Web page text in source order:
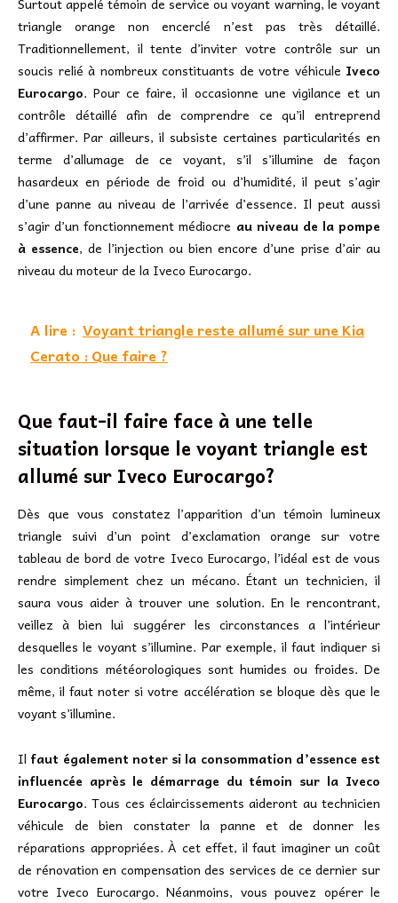
triangle orange non encerclé n’est pas très détaillé.
Traditionnellement, il tente d’inviter votre contrôle sur un
soucis relié à nombreux constituants de votre véhicule Iveco
Eurocargo. Pour ce faire, il occasionne une vigilance et un
contrôle détaillé afin de comprendre ce qu’il entreprend
d’affirmer. Par ailleurs, il subsiste certaines particularités en
terme d’allumage de ce voyant, s’il s’illumine de façon
hasardeux en période de froid ou d’humidité, il peut s’agir
d’une panne au niveau de l’arrivée d’essence. Il peut aussi
s’agir d’un fonctionnement médiocre au niveau de la pompe
à essence, de l’injection ou bien encore d’une prise d’air au
niveau du moteur de la Iveco Eurocargo.
A lire : Voyant triangle reste allumé sur une Kia
Cerato : Que faire ?
Que faut-il faire face à une telle
situation lorsque le voyant triangle est
allumé sur Iveco Eurocargo?
Dès que vous constatez l’apparition d’un témoin lumineux
triangle suivi d’un point d’exclamation orange sur votre
tableau de bord de votre Iveco Eurocargo, l’idéal est de vous
rendre simplement chez un mécano. Étant un technicien, il
saura vous aider à trouver une solution. En le rencontrant,
veillez à bien lui suggérer les circonstances a l’intérieur
desquelles le voyant s’illumine. Par exemple, il faut indiquer si
les conditions météorologiques sont humides ou froides. De
même, il faut noter si votre accélération se bloque dès que le
voyant s’illumine.
Il faut également noter si la consommation d’essence est
influencée après le démarrage du témoin sur la Iveco
Eurocargo. Tous ces éclaircissements aideront au technicien
véhicule de bien constater la panne et de donner les
réparations appropriées. À cet effet, il faut imaginer un coût
de rénovation en compensation des services de ce dernier sur
votre Iveco Eurocargo. Néanmoins, vous pouvez opérer le